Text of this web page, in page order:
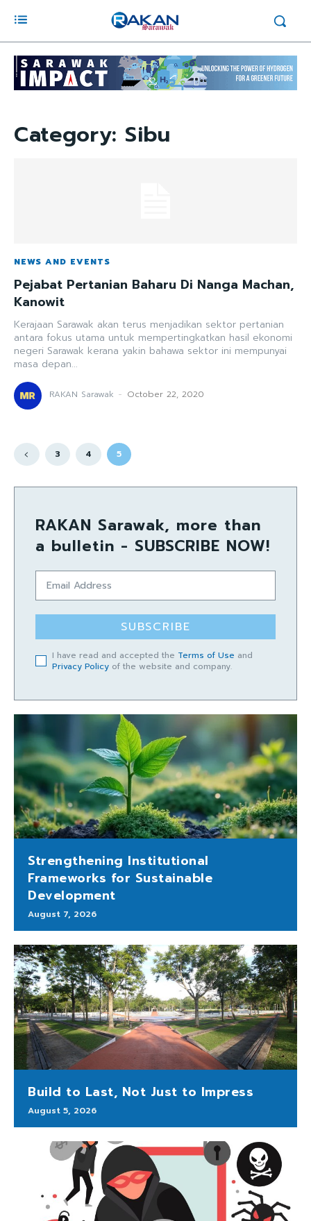
Category: Sibu
NEWS AND EVENTS
Pejabat Pertanian Baharu Di Nanga Machan,
Kanowit
Kerajaan Sarawak akan terus menjadikan sektor pertanian
antara fokus utama untuk mempertingkatkan hasil ekonomi
negeri Sarawak kerana yakin bahawa sektor ini mempunyai
masa depan...
RAKAN Sarawak - October 22, 2020
3 4 5
RAKAN Sarawak, more than
a bulletin - SUBSCRIBE NOW!
SUBSCRIBE
I have read and accepted the Terms of Use and
Privacy Policy of the website and company.
Strengthening Institutional
Frameworks for Sustainable
Development
August 7, 2026
Build to Last, Not Just to Impress
August 5, 2026